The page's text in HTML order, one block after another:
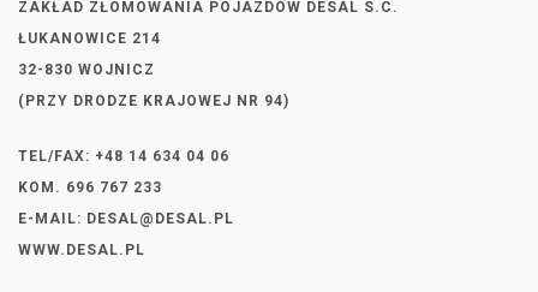
ZAKŁAD ZŁOMOWANIA POJAZDÓW DESAL S.C.
ŁUKANOWICE 214
32-830 WOJNICZ
(PRZY DRODZE KRAJOWEJ NR 94)
TEL/FAX: +48 14 634 04 06
KOM. 696 767 233
E-MAIL: DESAL@DESAL.PL
WWW.DESAL.PL